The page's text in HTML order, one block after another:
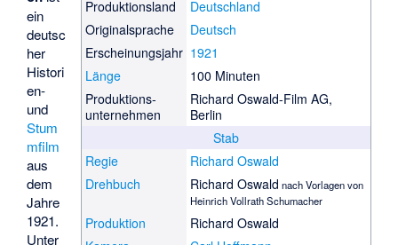
Produktionsland
Deutschland
Originalsprache
Deutsch
Erscheinungsjahr 1921
Länge
100 Minuten
Produktions­
unternehmen
Richard Oswald-Film AG,
Berlin
Stab
Regie
Richard Oswald
Drehbuch
Richard Oswald nach Vorlagen von
Heinrich Vollrath Schumacher
Produktion
Richard Oswald
ein
deutsc
her
Histori
en-
und
Stum
mfilm
aus
dem
Jahre
1921.
Unter